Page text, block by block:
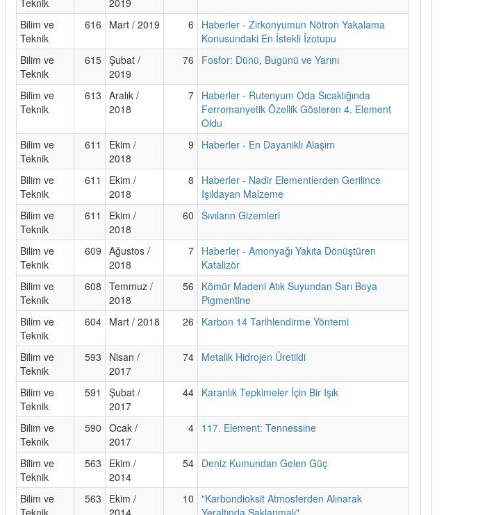
Bilim ve
Teknik
616 Mart / 2019 6
Haberler - Zirkonyumun Nötron Yakalama
Konusundaki En İstekli İzotupu
Bilim ve
Teknik
615 Şubat /
2019
76 Fosfor: Dünü, Bugünü ve Yarını
Bilim ve
Teknik
613
Aralık /
2018
7 Haberler - Rutenyum Oda Sıcaklığında
Ferromanyetik Özellik Gösteren 4. Element
Oldu
Bilim ve
Teknik
611
Ekim /
2018
9 Haberler - En Dayanıklı Alaşım
Bilim ve
Teknik
611
Ekim /
2018
8
Haberler - Nadir Elementlerden Gerilince
Işıldayan Malzeme
Bilim ve
Teknik
611
Ekim /
2018
60 Sıvıların Gizemleri
Bilim ve
Teknik
609
Ağustos /
2018
7 Haberler - Amonyağı Yakıta Dönüştüren
Katalizör
Bilim ve
Teknik
608
Temmuz /
2018
56
Kömür Madeni Atık Suyundan Sarı Boya
Pigmentine
Bilim ve
Teknik
604 Mart / 2018 26 Karbon 14 Tarihlendirme Yöntemi
Bilim ve
Teknik
593
Nisan /
2017
74 Metalik Hidrojen Üretildi
Bilim ve
Teknik
591
Şubat /
2017
44 Karanlık Tepkimeler İçin Bir Işık
Bilim ve
Teknik
590
Ocak /
2017
4 117. Element: Tennessine
Bilim ve
Teknik
563
Ekim /
2014
54 Deniz Kumundan Gelen Güç
Bilim ve
Teknik
563
Ekim /
2014
10
"Karbondioksit Atmosferden Alınarak
Yeraltında Saklanmalı"